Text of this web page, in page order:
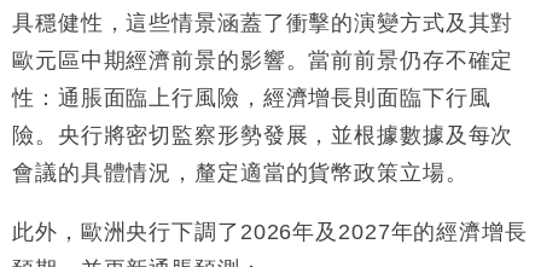
15:47
財經｜恒隆10月換帥 玩具「反」斗城亞洲CEO蔡德
粦接任
15:11
財經｜韓股反覆波動收跌 連挫7周創逾3年最長跌勢
13:44
財經｜內地7月美元計價出口增近24%勝預期 貿易順
差達1125億美元
日圓干預創新高
具穩健性，這些情景涵蓋了衝擊的演變方式及其對
歐元區中期經濟前景的影響。當前前景仍存不確定
性：通脹面臨上行風險，經濟增長則面臨下行風
險。央行將密切監察形勢發展，並根據數據及每次
會議的具體情況，釐定適當的貨幣政策立場。
此外，歐洲央行下調了2026年及2027年的經濟增長